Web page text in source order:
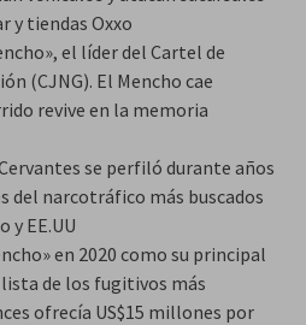
y tiendas Oxxo
el líder del Cartel de
(CJNG). El Mencho cae
revive en la memoria
se perfiló durante años
del narcotráfico más buscados
y EE.UU
en 2020 como su principal
de los fugitivos más
ofrecía US$15 millones por